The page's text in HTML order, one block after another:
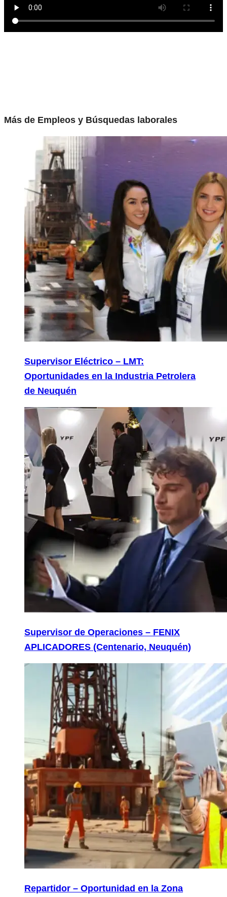
Más de Empleos y Búsquedas laborales
Supervisor Eléctrico – LMT:
Oportunidades en la Industria Petrolera
de Neuquén
Supervisor de Operaciones – FENIX
APLICADORES (Centenario, Neuquén)
Repartidor – Oportunidad en la Zona